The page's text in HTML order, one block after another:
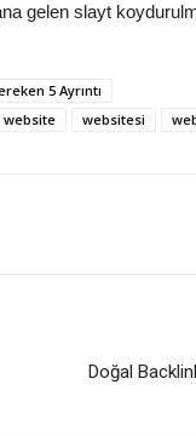
gelen slayt
5 Ayrıntı
website websitesi
Doğal